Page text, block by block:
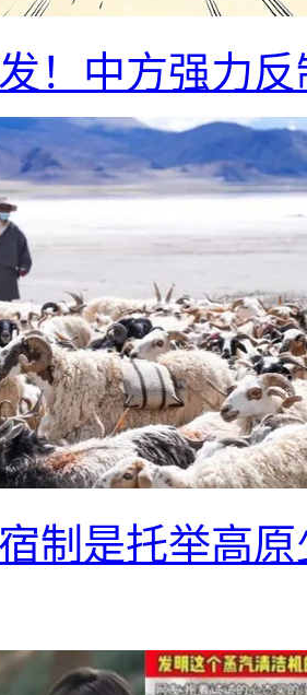
！中方强力
制是托举高